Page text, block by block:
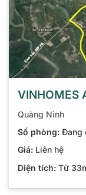
VINHOMES
Quàng Ninh
Số phòng:Đang
Giá:Liên hệ
Diện tích:Từ